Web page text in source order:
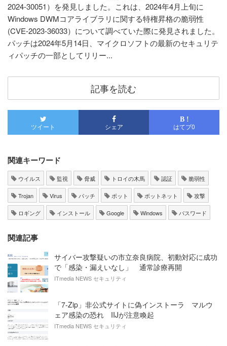
2024-30051）を発見しました。これは、2024年4月上旬に
Windows DWMコアライブラリに関する特権昇格の脆弱性
(CVE-2023-36033）について調べていた際に発見されました。
パッチは2024年5月14日、マイクロソフトの最新のセキュリテ
ィパッチの一部としてリリー...
記事を読む
ツイート シェア
B !
はてブ0
関連キーワード
ウイルス 監視 脅威 トロイの木馬 認証 脆弱性
Trojan Virus パッチ ボット ボットネット 攻撃
ロギング インストール Google Windows パスワード
関連記事
サイバー攻撃疑いの市立奈良病院、初動対応に成功
で「感染・漏えいなし」 通常診療再開
ITmedia NEWS セキュリティ
「7-Zip」非公式サイトに偽インストーラ マルウ
ェア感染の恐れ IIJが注意喚起
ITmedia NEWS セキュリティ